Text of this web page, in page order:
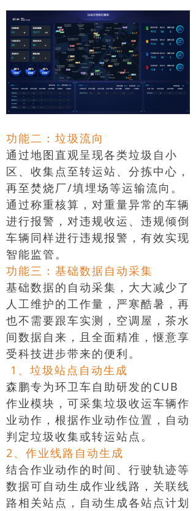
功能二：垃圾流向
通过地图直观呈现各类垃圾自小
区、收集点至转运站、分拣中心，
再至焚烧厂/填埋场等运输流向。
通过称重核算，对重量异常的车辆
进行报警，对违规收运、违规倾倒
车辆同样进行违规报警，有效实现
智能监管。
功能三：基础数据自动采集
基础数据的自动采集，大大减少了
人工维护的工作量，严寒酷暑，再
也不需要跟车实测，空调屋，茶水
间数据自来，且全面精准，惬意享
受科技进步带来的便利。
1、垃圾站点自动生成
森鹏专为环卫车自助研发的CUB
作业模块，可采集垃圾收运车辆作
业动作，根据作业动作位置，自动
判定垃圾收集或转运站点。
2、作业线路自动生成
结合作业动作的时间、行驶轨迹等
数据可自动生成作业线路，关联线
路相关站点，自动生成各站点计划